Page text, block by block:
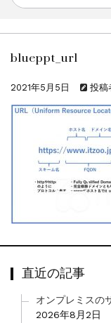
blueppt_url
2021年5月5日 投稿
直近の記事
オンプレミスの
2026年8月2日